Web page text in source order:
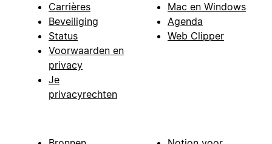
Carrières
Beveiliging
Status
Voorwaarden en
privacy
Je
privacyrechten
Mac en Windows
Agenda
Web Clipper